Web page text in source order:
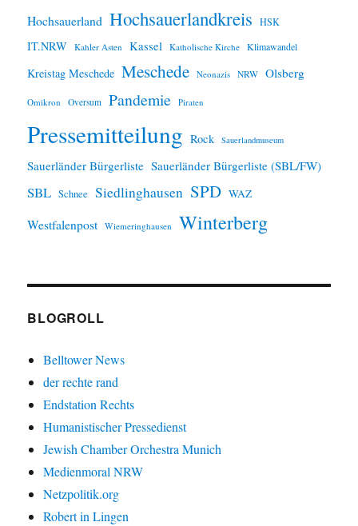
Hochsauerland Hochsauerlandkreis HSK
IT.NRW Kahler Asten Kassel Katholische Kirche Klimawandel
Kreistag Meschede Meschede Neonazis NRW Olsberg
Omikron Oversum Pandemie Piraten
Pressemitteilung Rock Sauerlandmuseum
Sauerländer Bürgerliste Sauerländer Bürgerliste (SBL/FW)
SBL Schnee Siedlinghausen SPD WAZ
Westfalenpost Wiemeringhausen Winterberg
BLOGROLL
Belltower News
der rechte rand
Endstation Rechts
Humanistischer Pressedienst
Jewish Chamber Orchestra Munich
Medienmoral NRW
Netzpolitik.org
Robert in Lingen